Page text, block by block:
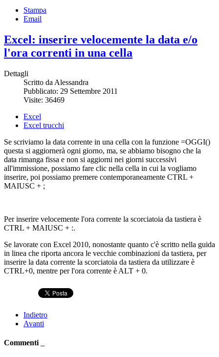
Stampa
Email
Excel: inserire velocemente la data e/o
l'ora correnti in una cella
Dettagli
Scritto da Alessandra
Pubblicato: 29 Settembre 2011
Visite: 36469
Excel
Excel trucchi
Se scriviamo la data corrente in una cella con la funzione =OGGI()
questa si aggiornerà ogni giorno, ma, se abbiamo bisogno che la
data rimanga fissa e non si aggiorni nei giorni successivi
all'immissione, possiamo fare clic nella cella in cui la vogliamo
inserire, poi possiamo premere contemporaneamente CTRL +
MAIUSC + ;
Per inserire velocemente l'ora corrente la scorciatoia da tastiera è
CTRL + MAIUSC + :.
Se lavorate con Excel 2010, nonostante quanto c'è scritto nella guida
in linea che riporta ancora le vecchie combinazioni da tastiera, per
inserire la data corrente la scorciatoia da tastiera da utilizzare è
CTRL+0, mentre per l'ora corrente è ALT + 0.
Indietro
Avanti
Commenti